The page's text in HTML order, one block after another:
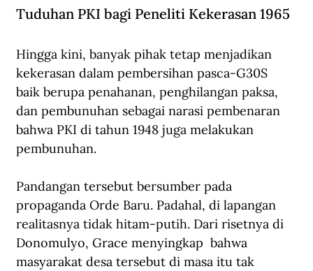
Tuduhan PKI bagi Peneliti Kekerasan 1965
Hingga kini, banyak pihak tetap menjadikan
kekerasan dalam pembersihan pasca-G30S
baik berupa penahanan, penghilangan paksa,
dan pembunuhan sebagai narasi pembenaran
bahwa PKI di tahun 1948 juga melakukan
pembunuhan.
Pandangan tersebut bersumber pada
propaganda Orde Baru. Padahal, di lapangan
realitasnya tidak hitam-putih. Dari risetnya di
Donomulyo, Grace menyingkap  bahwa
masyarakat desa tersebut di masa itu tak